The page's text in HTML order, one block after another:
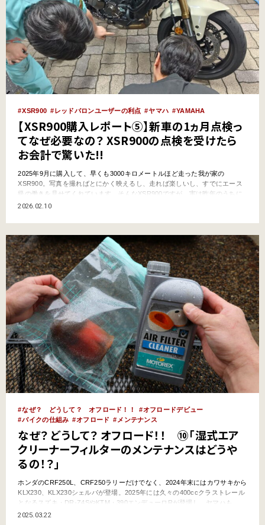
XSR900 レッドバロンユーザーの利点 ヤマハ YAMAHA
【XSR900購入レポート⑤】新車の1ヵ月点検っ
てなぜ必要なの？ XSR900の点検を受けたら
お会計で驚いた!!
2025年9月に購入して、早くも3000キロメートルほど走った我が家の
XSR900。写真を撮ればとにかく映えるし、走れば楽しいし、すでにエース
級の働きを見せてくれています。そんなXSR900ですが、実は昨年のうちに
レッドバロンで「1ヵ月点検（初回点検）」を受けてきました。…でも、不
ングで点検が必要なのでしょうか？ということで、1ヵ…
2026.02.10
なぜ？ どうして？ オフロード！！
オフロードデビュー
バイクの仕組み
オフロード メンテナンス
なぜ？ どうして？ オフロード！！ ⑩「湿式エア
クリーナーフィルターのメンテナンスはどうや
るの！？」
ホンダのCRF250L、CRF250ラリーだけでなく、2024年末にはカワサキから
KLX230、KLX230シェルパが登場。2025年には久々の400ccクラストレール
となるスズキ・DR-Z4SやKTM・390エンデューロRが登場し、ヤマハも
2026年1月から久々のトレールモデルとなるWR125Rを発売！！こんな感じ
2025.03.22